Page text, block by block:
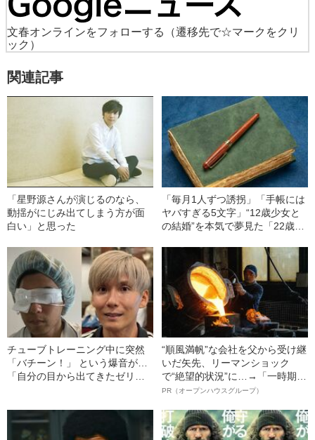
文春オンラインをフォローする
（遷移先で☆マークをクリ
ック）
関連記事
「星野源さんが演じるのなら、
動揺がにじみ出てしまう方が面
白い」と思った
「毎月1人ずつ誘拐」「手帳には
ヤバすぎる5文字」“12歳少女と
の結婚”を本気で夢見た「22歳男
チューブトレーニング中に突然
「バチーン！」 という爆音が…
「自分の目から出てきたゼリー
レーした“サッカー選手”が視覚障
害を負った“恐怖の瞬間”を明かす
“順風満帆”な会社を父から受け継
いだ矢先、リーマンショック
で“絶望的状況”に…→「一時期は
納品3年待ち」のヒット商品を生
明かす、“逆転の戦術”
PR（オープンハウスグループ）